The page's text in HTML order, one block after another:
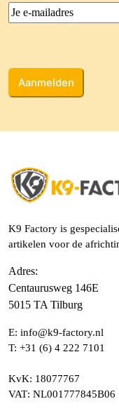
K9 Factory is
artikelen voor de
Adres:
Centaurusweg 146E
5015 TA Tilburg
E: info@k9-factory.nl
T: +31 (6) 4 222 7101
KvK: 18077767
VAT: NL001777845B06